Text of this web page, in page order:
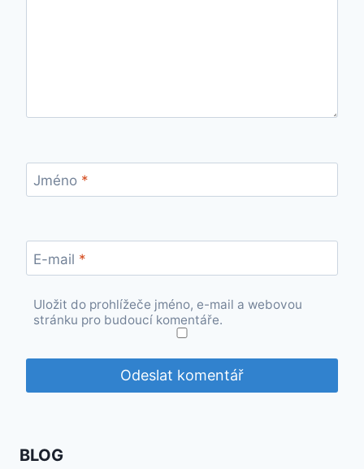
Jméno *
E-mail *
Uložit do prohlížeče jméno, e-mail a webovou
stránku pro budoucí komentáře.
BLOG